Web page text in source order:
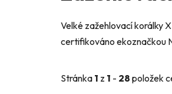
Velké zažehlovací korálky
certifikováno ekoznačkou
Stránka 1 z 1 - 28 položek